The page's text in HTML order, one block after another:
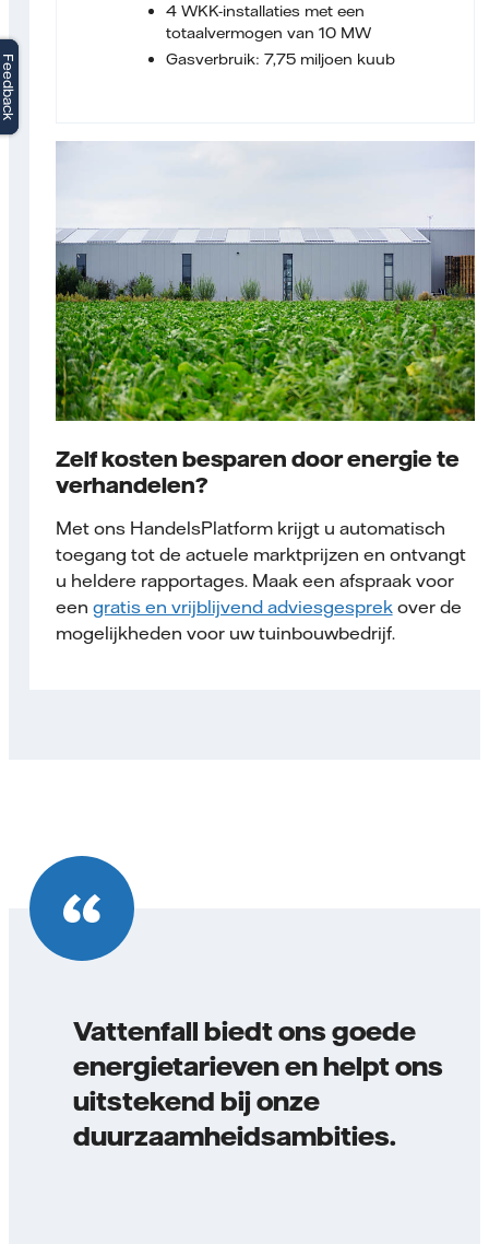
4 WKK-installaties met een
totaalvermogen van 10 MW
Gasverbruik: 7,75 miljoen kuub
Zelf kosten besparen door energie te
verhandelen?
Met ons HandelsPlatform krijgt u automatisch
toegang tot de actuele marktprijzen en ontvangt
u heldere rapportages. Maak een afspraak voor
een gratis en vrijblijvend adviesgesprekover de
mogelijkheden voor uw tuinbouwbedrijf.
Vattenfall biedt ons goede
energietarieven en helpt ons
uitstekend bij onze
duurzaamheidsambities.
Feedback
Feedback